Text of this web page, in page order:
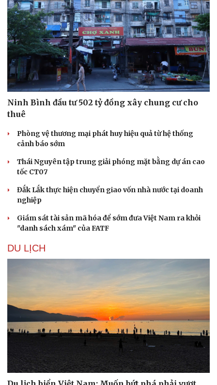
Làm đẹp - giảm cân
Phòng mạch online
Ăn sạch sống khỏe
Ninh Bình đầu tư 502 tỷ đồng xây chung cư cho
thuê
Phòng vệ thương mại phát huy hiệu quả từ hệ thống
cảnh báo sớm
Thái Nguyên tập trung giải phóng mặt bằng dự án cao
tốc CT07
Đắk Lắk thực hiện chuyển giao vốn nhà nước tại doanh
nghiệp
Giám sát tài sản mã hóa để sớm đưa Việt Nam ra khỏi
"danh sách xám" của FATF
DU LỊCH